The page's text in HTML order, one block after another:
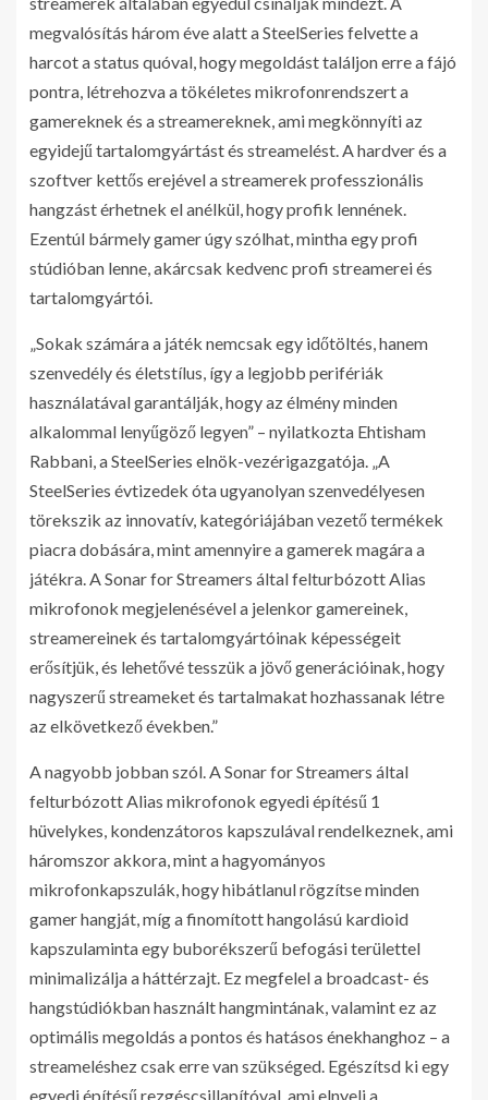
megvalósítás három éve alatt a SteelSeries felvette a
harcot a status quóval, hogy megoldást találjon erre a fájó
pontra, létrehozva a tökéletes mikrofonrendszert a
gamereknek és a streamereknek, ami megkönnyíti az
egyidejű tartalomgyártást és streamelést. A hardver és a
szoftver kettős erejével a streamerek professzionális
hangzást érhetnek el anélkül, hogy profik lennének.
Ezentúl bármely gamer úgy szólhat, mintha egy profi
stúdióban lenne, akárcsak kedvenc profi streamerei és
tartalomgyártói.
„Sokak számára a játék nemcsak egy időtöltés, hanem
szenvedély és életstílus, így a legjobb perifériák
használatával garantálják, hogy az élmény minden
alkalommal lenyűgöző legyen” – nyilatkozta Ehtisham
Rabbani, a SteelSeries elnök-vezérigazgatója. „A
SteelSeries évtizedek óta ugyanolyan szenvedélyesen
törekszik az innovatív, kategóriájában vezető termékek
piacra dobására, mint amennyire a gamerek magára a
játékra. A Sonar for Streamers által felturbózott Alias
mikrofonok megjelenésével a jelenkor gamereinek,
streamereinek és tartalomgyártóinak képességeit
erősítjük, és lehetővé tesszük a jövő generációinak, hogy
nagyszerű streameket és tartalmakat hozhassanak létre
az elkövetkező években.”
A nagyobb jobban szól. A Sonar for Streamers által
felturbózott Alias mikrofonok egyedi építésű 1
hüvelykes, kondenzátoros kapszulával rendelkeznek, ami
háromszor akkora, mint a hagyományos
mikrofonkapszulák, hogy hibátlanul rögzítse minden
gamer hangját, míg a finomított hangolású kardioid
kapszulaminta egy buborékszerű befogási területtel
minimalizálja a háttérzajt. Ez megfelel a broadcast- és
hangstúdiókban használt hangmintának, valamint ez az
optimális megoldás a pontos és hatásos énekhanghoz – a
streameléshez csak erre van szükséged. Egészítsd ki egy
egyedi építésű rezgéscsillapítóval, ami elnyeli a